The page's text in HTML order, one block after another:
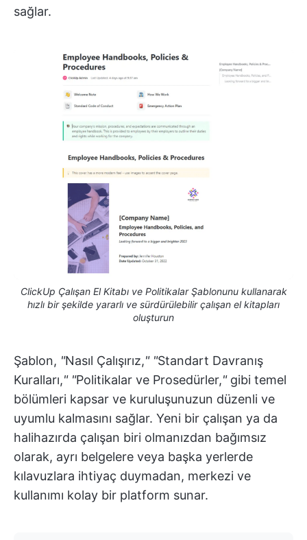
sağlar.
ClickUp Çalışan El Kitabı ve Politikalar Şablonunu kullanarak
hızlı bir şekilde yararlı ve sürdürülebilir çalışan el kitapları
oluşturun
Şablon, "Nasıl Çalışırız," "Standart Davranış
Kuralları," "Politikalar ve Prosedürler,"gibi temel
bölümleri kapsar ve kuruluşunuzun düzenli ve
uyumlu kalmasını sağlar. Yeni bir çalışan ya da
halihazırda çalışan biri olmanızdan bağımsız
olarak, ayrı belgelere veya başka yerlerde
kılavuzlara ihtiyaç duymadan, merkezi ve
kullanımı kolay bir platform sunar.